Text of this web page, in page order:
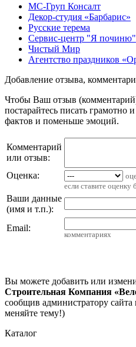
МС-Груп Консалт
Декор-студия «Барбарис»
Русские терема
Сервис-центр "Я починю"
Чистый Мир
Агентство праздников
Добавление отзыва,
Чтобы Ваш отзыв
постарайтесь писать грамотно
фактов и поменьше эмоций.
Комментарий
или отзыв:
Оценка:
если ставите
Ваши данные
(имя и т.п.):
Email:
комментариях
Вы можете добавить или
Строительная Компания
сообщив администратору сайта
меняйте тему!)
Каталог